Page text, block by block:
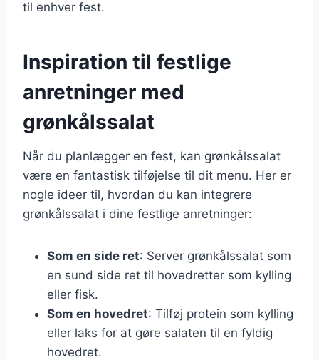
til enhver fest.
Inspiration til festlige
anretninger med
grønkålssalat
Når du planlægger en fest, kan grønkålssalat
være en fantastisk tilføjelse til dit menu. Her er
nogle ideer til, hvordan du kan integrere
grønkålssalat i dine festlige anretninger:
Som en side ret: Server grønkålssalat som
en sund side ret til hovedretter som kylling
eller fisk.
Som en hovedret: Tilføj protein som kylling
eller laks for at gøre salaten til en fyldig
hovedret.